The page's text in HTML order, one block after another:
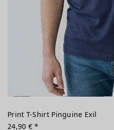
Print T-Shirt Pinguine Exil
24,90 € *